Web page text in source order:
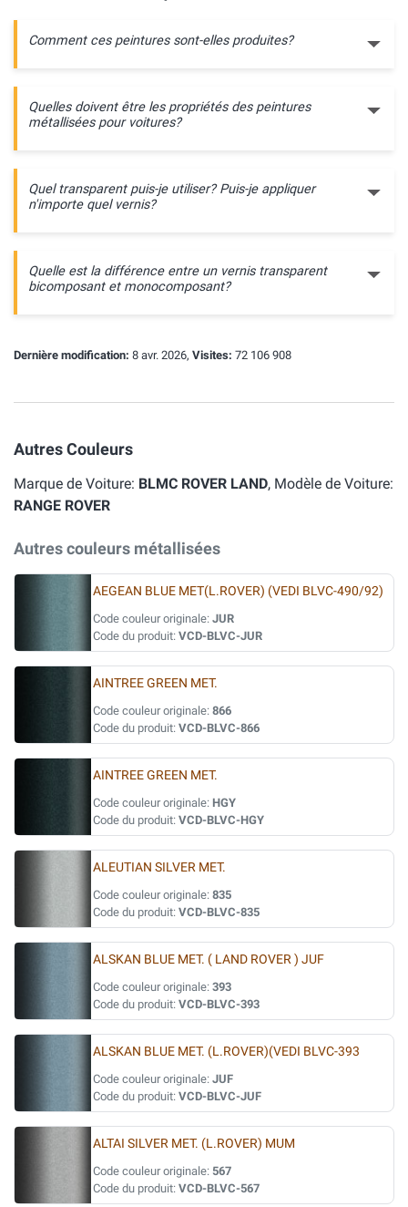
Comment ces peintures sont-elles produites?
Quelles doivent être les propriétés des peintures
métallisées pour voitures?
Quel transparent puis-je utiliser? Puis-je appliquer
n'importe quel vernis?
Quelle est la différence entre un vernis transparent
bicomposant et monocomposant?
Dernière modification: 8 avr. 2026, Visites: 72 106 908
Autres Couleurs
Marque de Voiture: BLMC ROVER LAND, Modèle de Voiture:
RANGE ROVER
Autres couleurs métallisées
AEGEAN BLUE MET(L.ROVER) (VEDI BLVC-490/92)
Code couleur originale: JUR
Code du produit: VCD-BLVC-JUR
AINTREE GREEN MET.
Code couleur originale: 866
Code du produit: VCD-BLVC-866
AINTREE GREEN MET.
Code couleur originale: HGY
Code du produit: VCD-BLVC-HGY
ALEUTIAN SILVER MET.
Code couleur originale: 835
Code du produit: VCD-BLVC-835
ALSKAN BLUE MET. ( LAND ROVER ) JUF
Code couleur originale: 393
Code du produit: VCD-BLVC-393
ALSKAN BLUE MET. (L.ROVER)(VEDI BLVC-393
Code couleur originale: JUF
Code du produit: VCD-BLVC-JUF
ALTAI SILVER MET. (L.ROVER) MUM
Code couleur originale: 567
Code du produit: VCD-BLVC-567